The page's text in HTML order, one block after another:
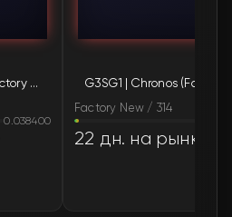
$1 013.20🛒
$1 085.57🛒
G3SG1 | Chronos (Factory New)
0.038400
Factory New / 314
22 дн. на рынке